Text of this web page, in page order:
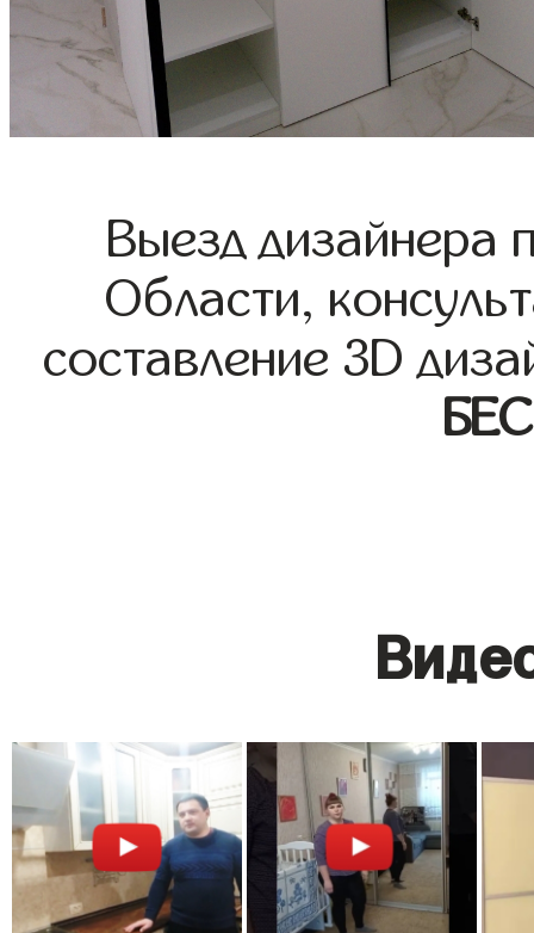
Выезд дизайнера
Области,
составление 3D